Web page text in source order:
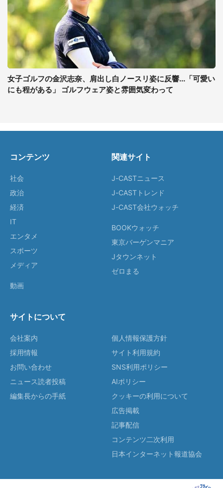
女子ゴルフの金沢志奈、肩出し白ノースリ姿に反響...「可愛い
にも程がある」 ゴルフウェア姿と雰囲気変わって
コンテンツ
社会
政治
経済
IT
エンタメ
スポーツ
メディア
動画
関連サイト
J-CASTニュース
J-CASTトレンド
J-CAST会社ウォッチ
BOOKウォッチ
東京バーゲンマニア
Jタウンネット
ゼロまる
サイトについて
会社案内
採用情報
お問い合わせ
ニュース読者投稿
編集長からの手紙
個人情報保護方針
サイト利用規約
SNS利用ポリシー
AIポリシー
クッキーの利用について
広告掲載
記事配信
コンテンツ二次利用
日本インターネット報道協会